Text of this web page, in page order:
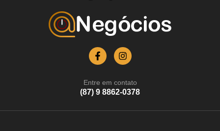
Entre em contato
(87) 9 8862-0378